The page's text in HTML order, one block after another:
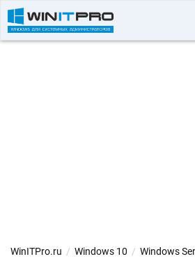
WinITPro.ru / Windows 10 / Windows